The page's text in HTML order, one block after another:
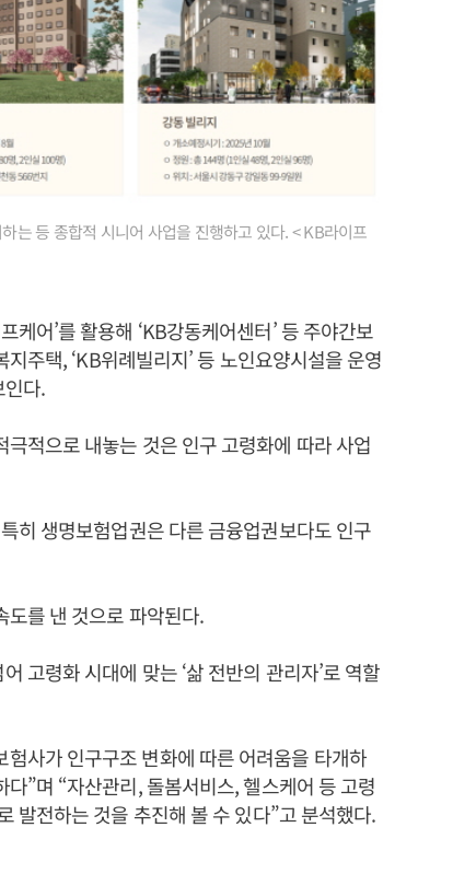
는 등 종합적 시니어 사업을 진행하고 있다. < KB라이프
어’를 활용해 ‘KB강동케어센터’ 등 주야간보
주택, ‘KB위례빌리지’ 등 노인요양시설을 운영
인다.
적으로 내놓는 것은 인구 고령화에 따라 사업
히 생명보험업권은 다른 금융업권보다도 인구
도를 낸 것으로 파악된다.
고령화 시대에 맞는 ‘삶 전반의 관리자’로 역할
사가 인구구조 변화에 따른 어려움을 타개하
”며 “자산관리, 돌봄서비스, 헬스케어 등 고령
발전하는 것을 추진해 볼 수 있다”고 분석했다.